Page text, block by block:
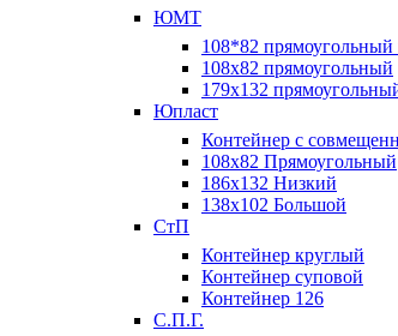
ЮМТ
108*82
108х82 прямоугольный
179х132
Юпласт
Контейнер с
108х82 Прямоугольный
186х132 Низкий
138х102 Большой
СтП
Контейнер круглый
Контейнер суповой
Контейнер 126
С.П.Г.